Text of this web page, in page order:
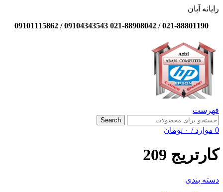
رایانه آبان
021-88801190 / 021-88908042 09104343543 / 09101115862
فهرست
Search
0 موارد / ۰ تومان
کارتریج 209
دسته بندی